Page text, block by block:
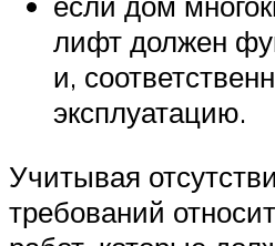
лифт должен
и,
эксплуатацию.
Учитывая
требований